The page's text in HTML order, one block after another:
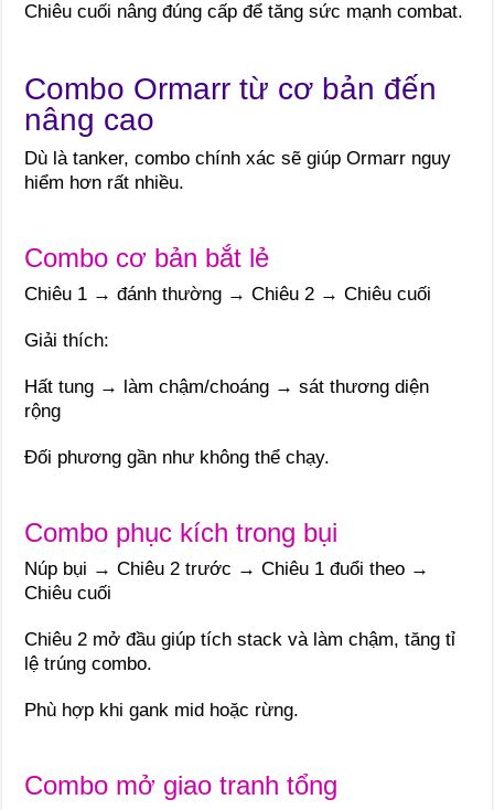
Chiêu cuối nâng đúng cấp để tăng sức mạnh combat.
Combo Ormarr từ cơ bản đến
nâng cao
Dù là tanker, combo chính xác sẽ giúp Ormarr nguy
hiểm hơn rất nhiều.
Combo cơ bản bắt lẻ
Chiêu 1 → đánh thường → Chiêu 2 → Chiêu cuối
Giải thích:
Hất tung → làm chậm/choáng → sát thương diện
rộng
Đối phương gần như không thể chạy.
Combo phục kích trong bụi
Núp bụi → Chiêu 2 trước → Chiêu 1 đuổi theo →
Chiêu cuối
Chiêu 2 mở đầu giúp tích stack và làm chậm, tăng tỉ
lệ trúng combo.
Phù hợp khi gank mid hoặc rừng.
Combo mở giao tranh tổng